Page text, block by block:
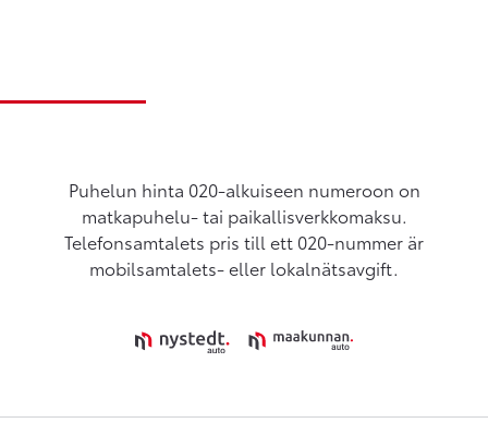
Puhelun hinta 020-alkuiseen numeroon on
matkapuhelu- tai paikallisverkkomaksu.
Telefonsamtalets pris till ett 020-nummer är
mobilsamtalets- eller lokalnätsavgift.